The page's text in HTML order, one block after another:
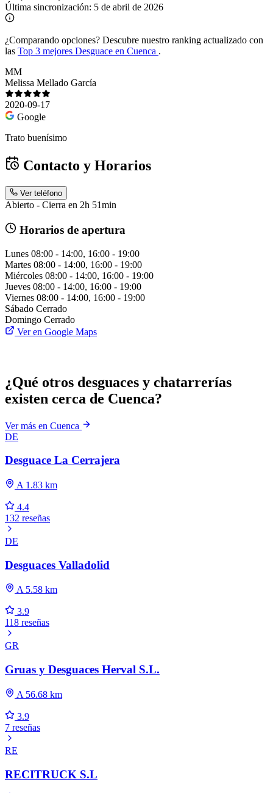
Última sincronización: 5 de abril de 2026
¿Comparando opciones? Descubre nuestro ranking actualizado con
las Top 3 mejores Desguace en Cuenca .
MM
Melissa Mellado García
2020-09-17
Google
Trato buenísimo
Contacto y Horarios
Ver teléfono
Abierto - Cierra en 2h 51min
Horarios de apertura
Lunes 08:00 - 14:00, 16:00 - 19:00
Martes 08:00 - 14:00, 16:00 - 19:00
Miércoles 08:00 - 14:00, 16:00 - 19:00
Jueves 08:00 - 14:00, 16:00 - 19:00
Viernes 08:00 - 14:00, 16:00 - 19:00
Sábado Cerrado
Domingo Cerrado
Ver en Google Maps
¿Qué otros desguaces y chatarrerías
existen cerca de Cuenca?
Ver más en Cuenca
DE
Desguace La Cerrajera
A 1.83 km
4.4
132 reseñas
DE
Desguaces Valladolid
A 5.58 km
3.9
118 reseñas
GR
Gruas y Desguaces Herval S.L.
A 56.68 km
3.9
7 reseñas
RE
RECITRUCK S.L